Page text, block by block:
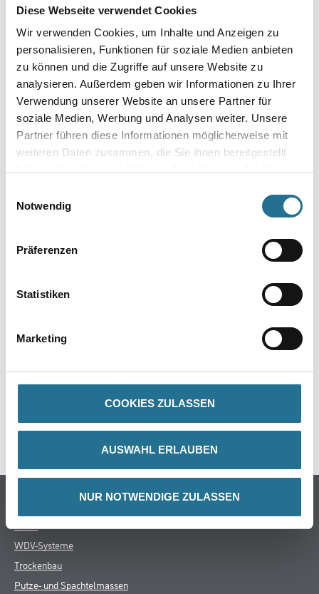
Diese Webseite verwendet Cookies
Wir verwenden Cookies, um Inhalte und Anzeigen zu
personalisieren, Funktionen für soziale Medien anbieten
zu können und die Zugriffe auf unsere Website zu
analysieren. Außerdem geben wir Informationen zu Ihrer
Verwendung unserer Website an unsere Partner für
soziale Medien, Werbung und Analysen weiter. Unsere
Partner führen diese Informationen möglicherweise mit
weiteren Daten zusammen, die Sie ihnen bereitgestellt
Notwendig
Präferenzen
Statistiken
Marketing
COOKIES ZULASSEN
AUSWAHL ERLAUBEN
NUR NOTWENDIGE ZULASSEN
Körnung
Umrechnungsfaktoren
GEFAHRENHINWEISE
SPEZIFIKATIONEN
Online-Shop
WDV-Systeme
Trockenbau
Putze- und Spachtelmassen